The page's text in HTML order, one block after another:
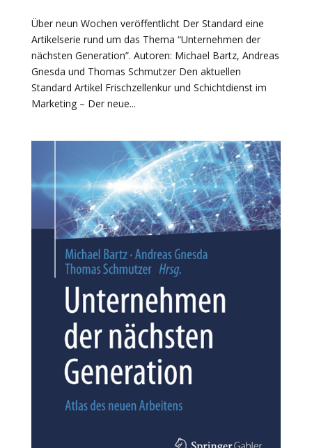
Über neun Wochen veröffentlicht Der Standard eine
Artikelserie rund um das Thema “Unternehmen der
nächsten Generation”. Autoren: Michael Bartz, Andreas
Gnesda und Thomas Schmutzer Den aktuellen
Standard Artikel Frischzellenkur und Schichtdienst im
Marketing – Der neue...